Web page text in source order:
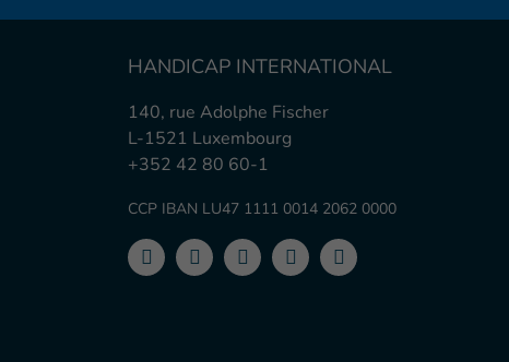
HANDICAP INTERNATIONAL
140, rue Adolphe Fischer
L-1521 Luxembourg
+352 42 80 60-1
CCP IBAN LU47 1111 0014 2062 0000